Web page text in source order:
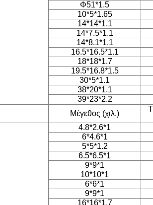
Φ51*1.5
10*5*1.65
14*14*1.1
14*7.5*1.1
14*8.1*1.1
16.5*16.5*1.1
18*18*1.7
19.5*16.8*1.5
30*5*1.1
38*20*1.1
39*23*2.2
Μέγεθος (χιλ.)
4.8*2.6*1
6*4.6*1
5*5*1.2
6.5*6.5*1
9*9*1
10*10*1
6*6*1
9*9*1
16*16*1.7